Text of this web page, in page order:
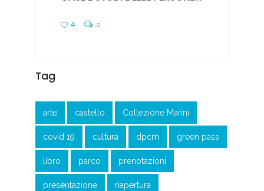
4 0
Tag
arte castello Collezione Marini
covid 19 cultura dpcm green pass
libro parco prenotazioni
presentazione riapertura